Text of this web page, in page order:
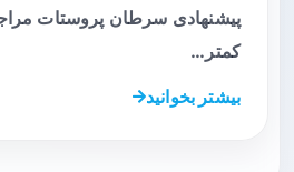
پیشنهادی سرطان پروستات
کمتر…
بیشتر بخوانید